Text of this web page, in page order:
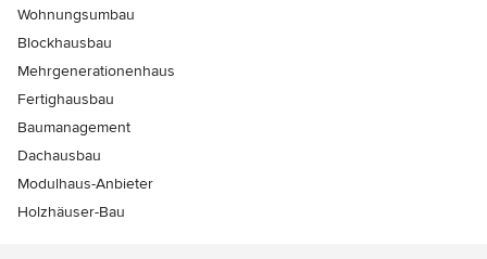
Wohnungsumbau
Blockhausbau
Mehrgenerationenhaus
Fertighausbau
Baumanagement
Dachausbau
Modulhaus-Anbieter
Holzhäuser-Bau